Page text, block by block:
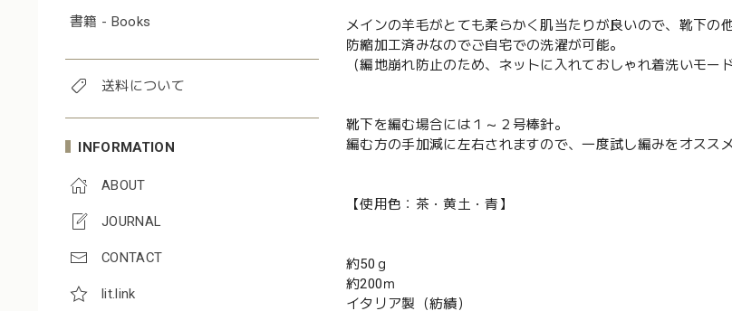
書籍 - Books
送料について
INFORMATION
ABOUT
JOURNAL
CONTACT
lit.link
メインの羊毛がとても柔らかく肌当たりが良いので、靴下の
防縮加工済みなのでご自宅での洗濯が可能。
（編地崩れ防止のため、ネットに入れておしゃれ着洗いモー
靴下を編む場合には１～２号棒針。
編む方の手加減に左右されますので、一度試し編みをオスス
【使用色：茶・黄土・青】
約50ｇ
約200ｍ
イタリア製（紡績）